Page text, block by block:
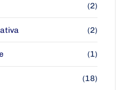
(2)
(2)
(1)
(18)